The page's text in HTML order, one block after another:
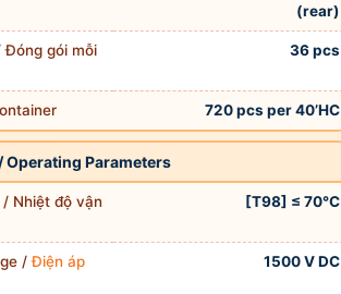
(rear)
Đóng gói mỗi
36 pcs
720 pcs per 40’HC
Operating Parameters
Nhiệt độ vận
[T98] ≤ 70°C
/Điện áp
1500 V DC